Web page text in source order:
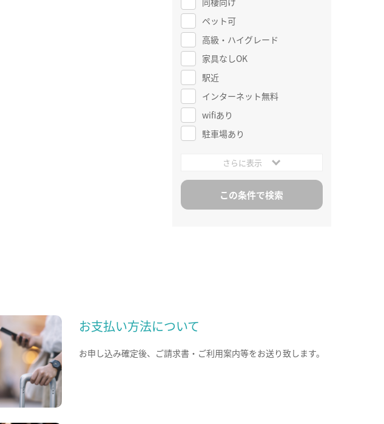
ペット可
高級・ハイグレード
家具なしOK
駅近
インターネット無料
wifiあり
駐車場あり
さらに表示
お支払い方法について
お申し込み確定後、ご請求書・ご利用案内等をお送り致します。